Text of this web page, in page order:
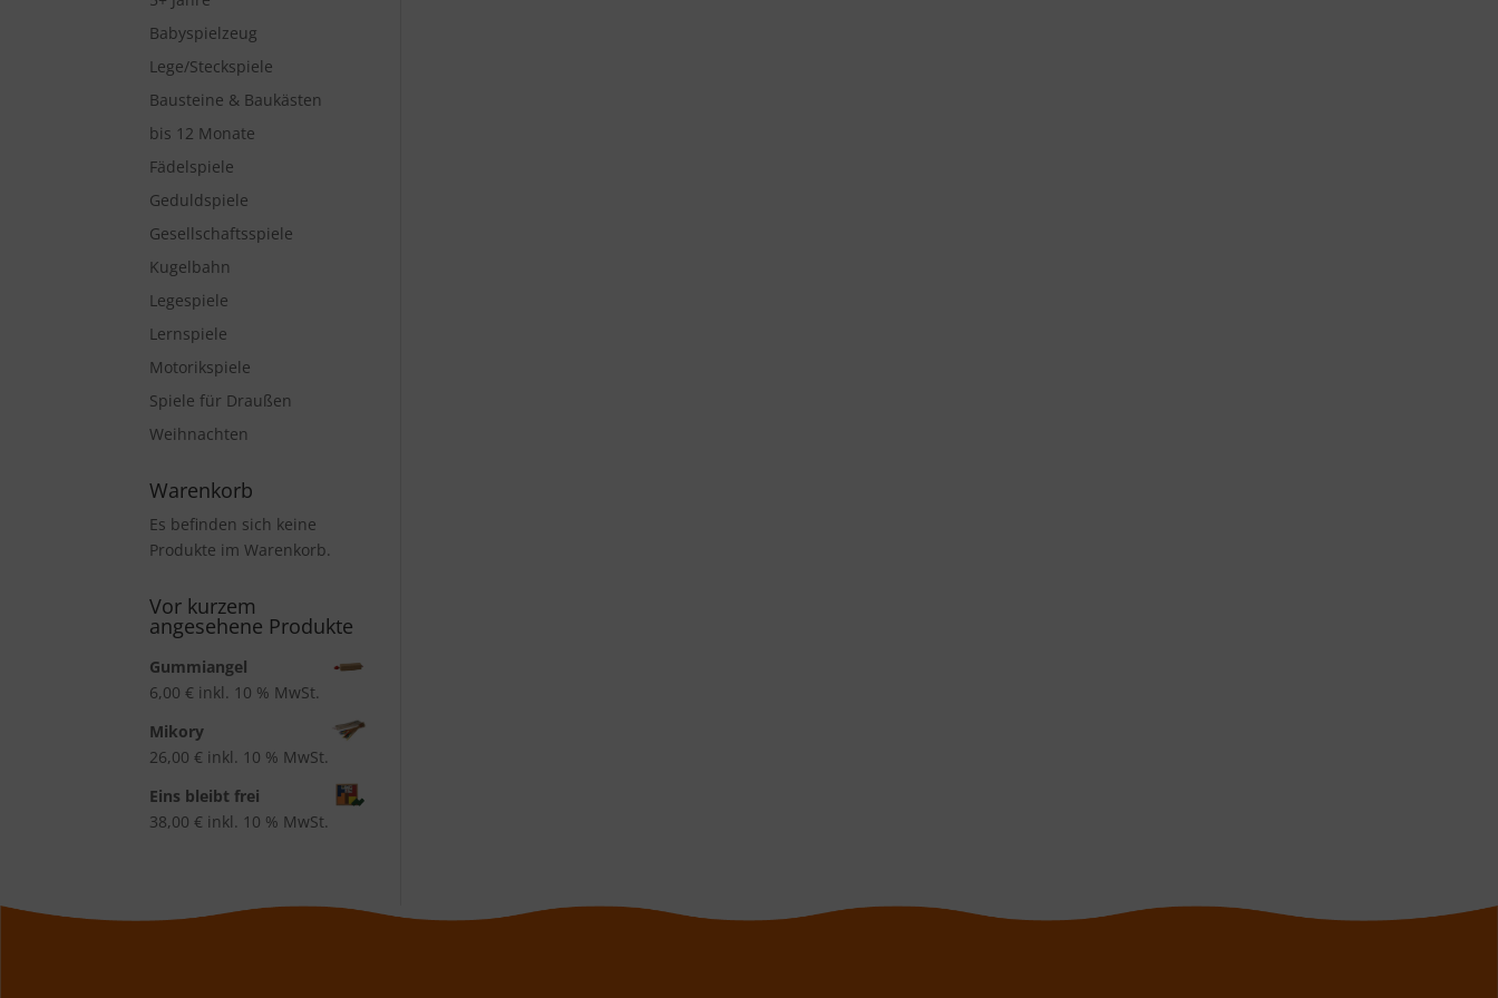
Babyspielzeug
Lege/Steckspiele
Bausteine & Baukästen
bis 12 Monate
Fädelspiele
Geduldspiele
Gesellschaftsspiele
Kugelbahn
Legespiele
Lernspiele
Motorikspiele
Spiele für Draußen
Weihnachten
Warenkorb
Es befinden sich keine
Produkte im Warenkorb.
Vor kurzem
angesehene Produkte
Gummiangel
6,00€ inkl. 10 % MwSt.
Mikory
26,00€ inkl. 10 % MwSt.
Eins bleibt frei
38,00€ inkl. 10 % MwSt.